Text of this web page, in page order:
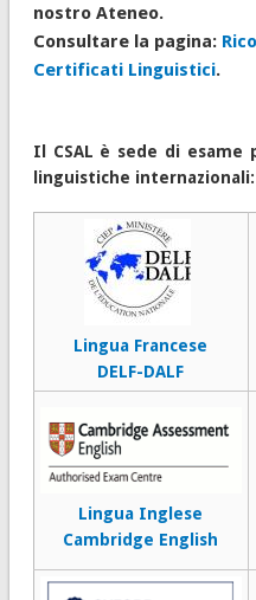
nostro Ateneo.
Consultare la pagina:
Certificati Linguistici.
Il CSAL è sede di
linguistiche internazionali:
Lingua Francese
DELF-DALF
Lingua Inglese
Cambridge English